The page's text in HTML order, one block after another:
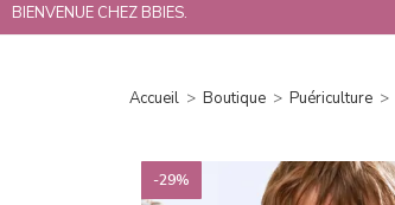
BIENVENUE CHEZ BBIES.
Accueil > Boutique > Puériculture >
-29%